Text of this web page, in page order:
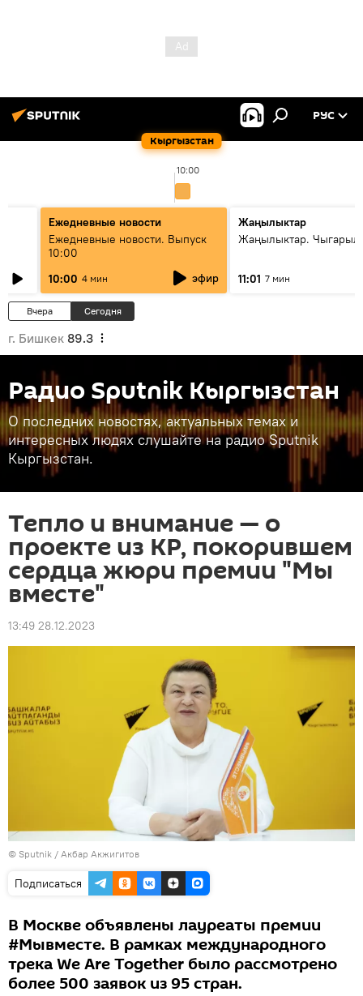
Кыргызстан
РУС
10:00
Ежедневные новости
Ежедневные новости. Выпуск
10:00
10:00 4 мин эфир
Жаңылыктар
Жаңылыктар.
11:01 7 мин
Вчера Сегодня
г. Бишкек 89.3
Радио Sputnik Кыргызстан
О последних новостях, актуальных темах и
интересных людях слушайте на радио Sputnik
Кыргызстан.
Тепло и внимание — о
проекте из КР, покорившем
сердца жюри премии "Мы
вместе"
13:49 28.12.2023
© Sputnik / Акбар Акжигитов
Подписаться
В Москве объявлены лауреаты премии
#Мывместе. В рамках международного
трека We Are Together было рассмотрено
более 500 заявок из 95 стран.